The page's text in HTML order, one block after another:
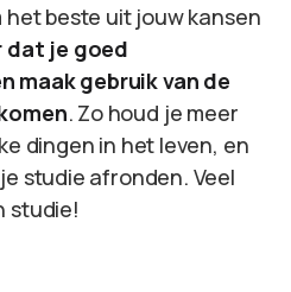
beste uit jouw kansen
dat je goed
maak gebruik van de
. Zo houd je meer
dingen in het leven, en
studie afronden. Veel
studie!